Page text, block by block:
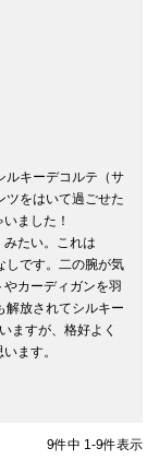
ルキーデコルテ（サ
ツをはいて過ごせた
ました！
たい。これは
しです。二の腕が気
カーディガンを羽
解放されてシルキー
ますが、格好よく
ます。
9件中 1-9件表示